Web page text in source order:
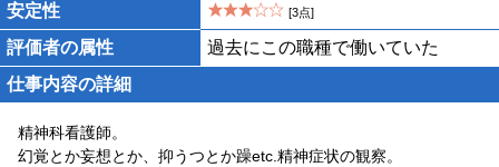
安定性 [3点]
評価者の属性
過去にこの職種で働いていた
仕事内容の詳細
精神科看護師。
幻覚とか妄想とか、抑うつとか躁etc.精神症状の観察。